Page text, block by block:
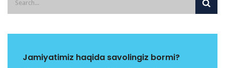
Jamiyatimiz haqida savolingiz bormi?